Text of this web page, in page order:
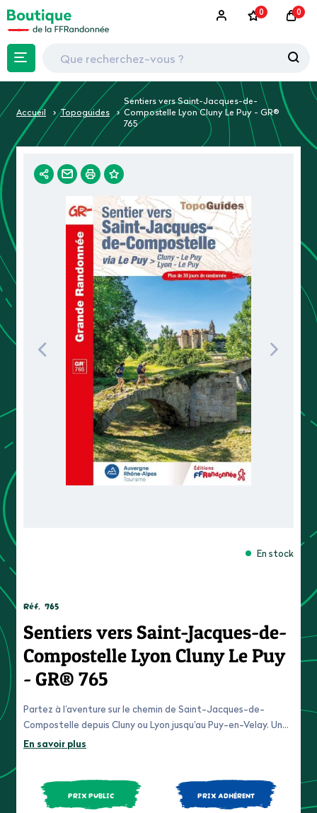
0 0
Accueil Topoguides
Sentiers vers Saint-Jacques-de-
Compostelle Lyon Cluny Le Puy - GR®
765
En stock
Réf. 765
Sentiers vers Saint-Jacques-de-
Compostelle Lyon Cluny Le Puy
- GR® 765
Partez à l’aventure sur le chemin de Saint-Jacques-de-
Compostelle depuis Cluny ou Lyon jusqu’au Puy-en-Velay. Un
itinéraire mythique à travers des paysages variés, entre
En savoir plus
PRIX PUBLIC PRIX ADHÉRENT